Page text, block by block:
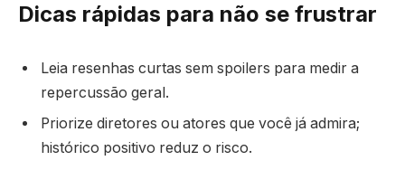
Dicas rápidas para não se frustrar
Leia resenhas curtas sem spoilers para medir a
repercussão geral.
Priorize diretores ou atores que você já admira;
histórico positivo reduz o risco.